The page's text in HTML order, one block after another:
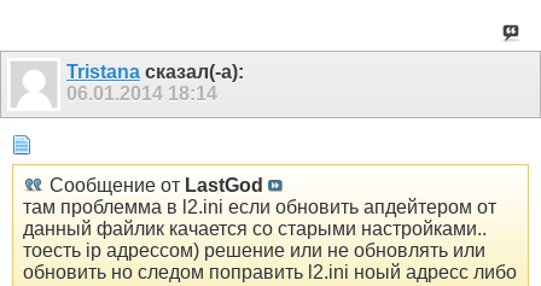
Tristana сказал(-а):
06.01.2014 18:14
Сообщение от LastGod
там проблемма в l2.ini если обновить апдейтером от
данный файлик качается со старыми настройками..
тоесть ip адрессом) решение или не обновлять или
обновить но следом поправить l2.ini ноый адресс либо